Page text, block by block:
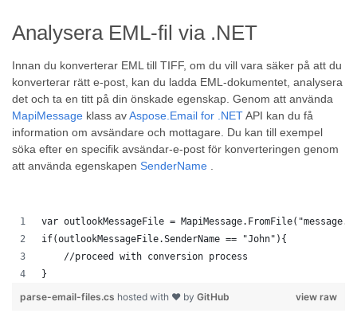
Analysera EML-fil via .NET
Innan du konverterar EML till TIFF, om du vill vara säker på att du
konverterar rätt e-post, kan du ladda EML-dokumentet, analysera
det och ta en titt på din önskade egenskap. Genom att använda
MapiMessage klass avAspose.Email for .NETAPI kan du få
information om avsändare och mottagare. Du kan till exempel
söka efter en specifik avsändar-e-post för konverteringen genom
att använda egenskapen SenderName
var outlookMessageFile =
if(outlookMessageFile.SenderName == "John"){
    //proceed with conversion process
}
view raw
parse-email-files.cs hosted with ❤ by GitHub